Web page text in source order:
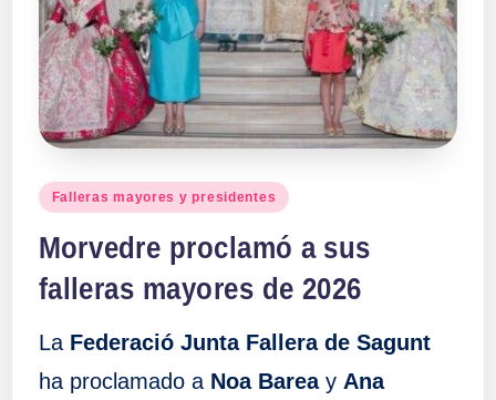
Publicado
Falleras mayores y presidentes
Morvedre proclamó a sus
falleras mayores de 2026
La Federació Junta Fallera de Sagunt
ha proclamado a Noa Barea y Ana